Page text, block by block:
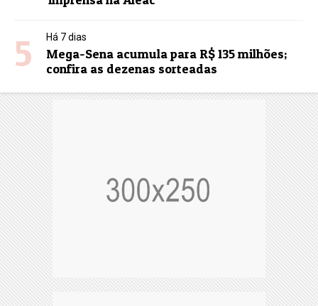
5 Há 7 dias
Mega-Sena acumula para R$ 135 milhões;
confira as dezenas sorteadas